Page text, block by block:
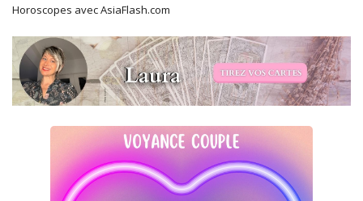
Horoscopes avec AsiaFlash.com